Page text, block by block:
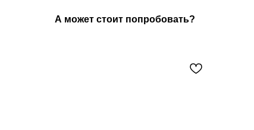
А может стоит попробовать?